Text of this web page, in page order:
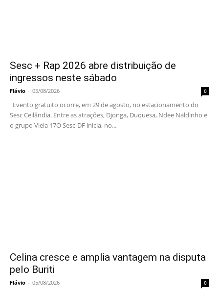
Sesc + Rap 2026 abre distribuição de
ingressos neste sábado
Flávio - 05/08/2026 0
Evento gratuito ocorre, em 29 de agosto, no estacionamento do
Sesc Ceilândia. Entre as atrações, Djonga, Duquesa, Ndee Naldinho e
o grupo Viela 17O Sesc-DF inicia, no...
Celina cresce e amplia vantagem na disputa
pelo Buriti
Flávio - 05/08/2026 0